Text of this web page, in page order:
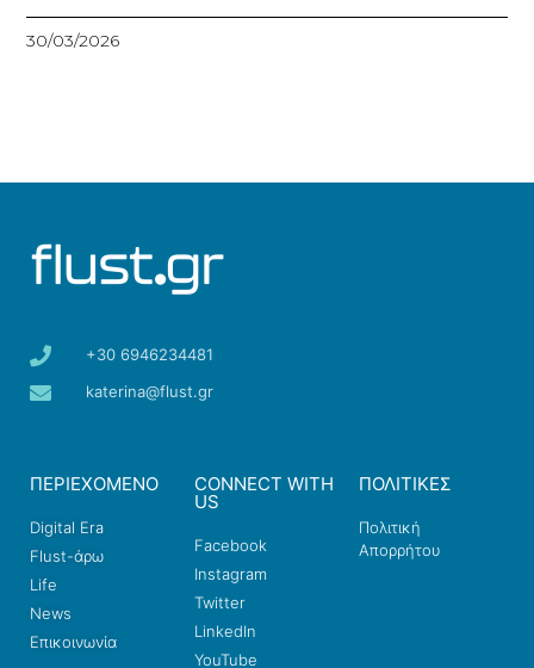
30/03/2026
+30 6946234481
katerina@flust.gr
ΠΕΡΙΕΧΟΜΕΝΟ
Digital Era
Flust-άρω
Life
News
Επικοινωνία
CONNECT WITH
US
Facebook
Instagram
Twitter
LinkedIn
YouTube
ΠΟΛΙΤΙΚΕΣ
Πολιτική
Απορρήτου